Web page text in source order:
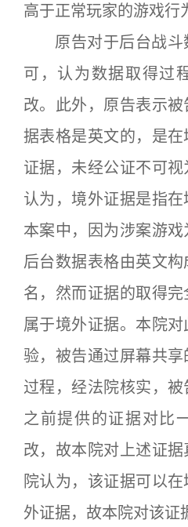
高于正常玩家的游戏行
原告对于后台战斗
可，认为数据取得过
改。此外，原告表示
据表格是英文的，是
证据，未经公证不可
认为，境外证据是指
本案中，因为涉案游
后台数据表格由英文
名，然而证据的取得
属于境外证据。本院
验，被告通过屏幕共
过程，经法院核实，
之前提供的证据对比
改，故本院对上述证
院认为，该证据可以
外证据，故本院对该证